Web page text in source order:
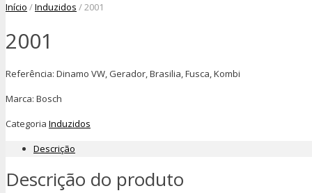
Início /Induzidos / 2001
2001
Referência: Dinamo VW, Gerador, Brasilia, Fusca, Kombi
Marca: Bosch
Categoria Induzidos
Descrição
Descrição do produto